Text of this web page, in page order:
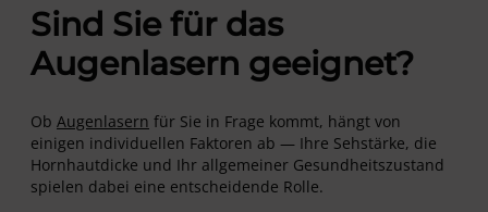
Sind Sie für das
Augenlasern geeignet?
Ob Augenlasern für Sie in Frage kommt, hängt von
einigen individuellen Faktoren ab — Ihre Sehstärke, die
Hornhautdicke und Ihr allgemeiner Gesundheitszustand
spielen dabei eine entscheidende Rolle.